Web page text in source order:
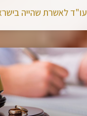
עו"ד לאשרת שהייה